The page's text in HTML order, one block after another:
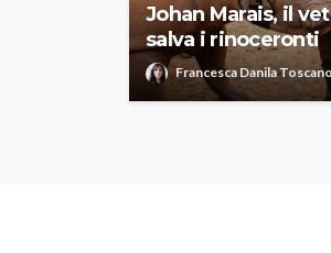
Johan Marais, il
salva i rinoceronti
Francesca Danila Toscano